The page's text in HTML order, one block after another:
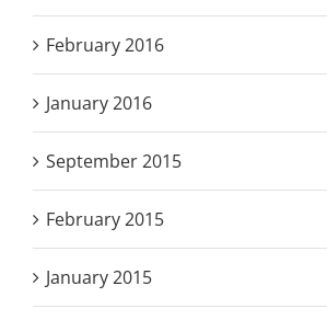
February 2016
January 2016
September 2015
February 2015
January 2015